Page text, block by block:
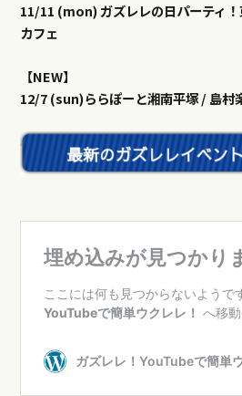
11/11 (mon) ガズレレの日パーティ
カフェ
【NEW】
12/7 (sun)ららぽーと湘南平塚 / 島村